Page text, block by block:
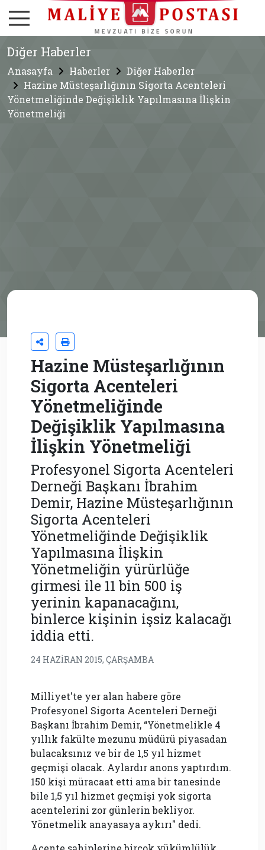
Diğer Haberler
Anasayfa Haberler
Diğer Haberler
Hazine Müsteşarlığının Sigorta Acenteleri
Yönetmeliğinde Değişiklik Yapılmasına İlişkin
Yönetmeliği
Hazine Müsteşarlığının
Sigorta Acenteleri
Yönetmeliğinde
Değişiklik Yapılmasına
İlişkin Yönetmeliği
Profesyonel Sigorta Acenteleri
Derneği Başkanı İbrahim
Demir, Hazine Müsteşarlığının
Sigorta Acenteleri
Yönetmeliğinde Değişiklik
Yapılmasına İlişkin
Yönetmeliğin yürürlüğe
girmesi ile 11 bin 500 iş
yerinin kapanacağını,
binlerce kişinin işsiz kalacağı
iddia etti.
24 HAZIRAN 2015, ÇARŞAMBA
Milliyet'te yer alan habere göre
Profesyonel Sigorta Acenteleri Derneği
Başkanı İbrahim Demir, “Yönetmelikle 4
yıllık fakülte mezunu müdürü piyasadan
bulacaksınız ve bir de 1,5 yıl hizmet
geçmişi olacak. Aylardır anons yaptırdım.
150 kişi müracaat etti ama bir tanesinde
bile 1,5 yıl hizmet geçmişi yok sigorta
acentelerini zor günlerin bekliyor.
Yönetmelik anayasaya aykırı" dedi.